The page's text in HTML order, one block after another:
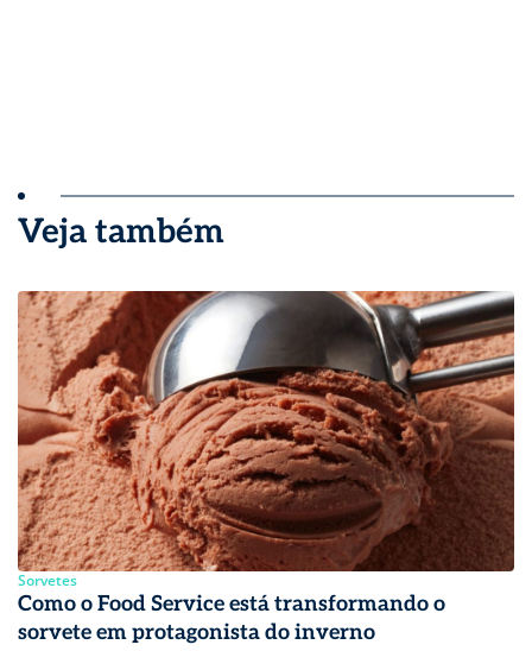
Veja também
Sorvetes
Como o Food Service está transformando o
sorvete em protagonista do inverno